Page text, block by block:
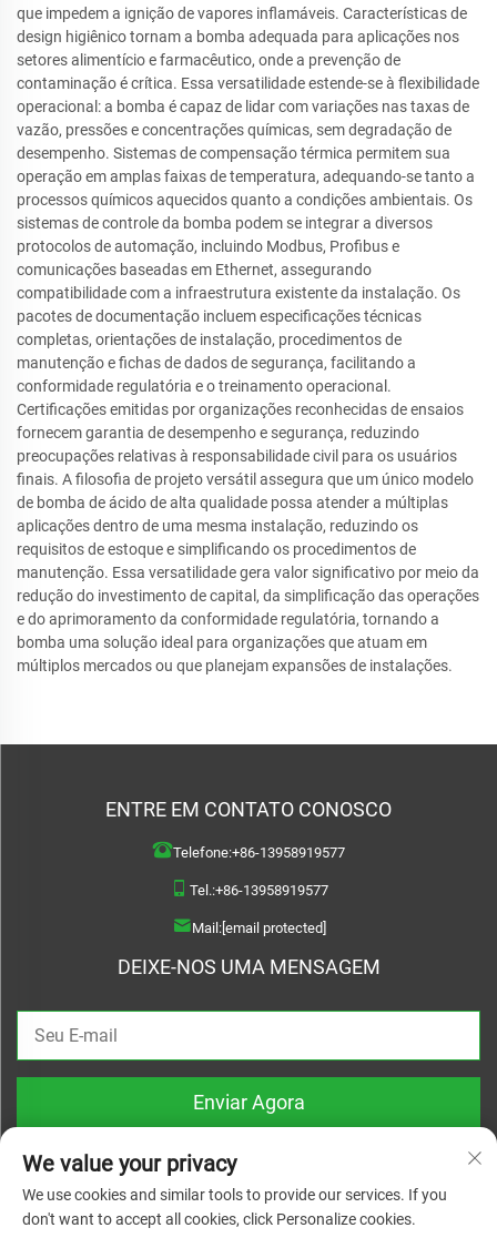
que impedem a ignição de vapores inflamáveis. Características de
design higiênico tornam a bomba adequada para aplicações nos
setores alimentício e farmacêutico, onde a prevenção de
contaminação é crítica. Essa versatilidade estende-se à flexibilidade
operacional: a bomba é capaz de lidar com variações nas taxas de
vazão, pressões e concentrações químicas, sem degradação de
desempenho. Sistemas de compensação térmica permitem sua
operação em amplas faixas de temperatura, adequando-se tanto a
processos químicos aquecidos quanto a condições ambientais. Os
sistemas de controle da bomba podem se integrar a diversos
protocolos de automação, incluindo Modbus, Profibus e
comunicações baseadas em Ethernet, assegurando
compatibilidade com a infraestrutura existente da instalação. Os
pacotes de documentação incluem especificações técnicas
completas, orientações de instalação, procedimentos de
manutenção e fichas de dados de segurança, facilitando a
conformidade regulatória e o treinamento operacional.
Certificações emitidas por organizações reconhecidas de ensaios
fornecem garantia de desempenho e segurança, reduzindo
preocupações relativas à responsabilidade civil para os usuários
finais. A filosofia de projeto versátil assegura que um único modelo
de bomba de ácido de alta qualidade possa atender a múltiplas
aplicações dentro de uma mesma instalação, reduzindo os
requisitos de estoque e simplificando os procedimentos de
manutenção. Essa versatilidade gera valor significativo por meio da
redução do investimento de capital, da simplificação das operações
e do aprimoramento da conformidade regulatória, tornando a
bomba uma solução ideal para organizações que atuam em
múltiplos mercados ou que planejam expansões de instalações.
ENTRE EM CONTATO CONOSCO
Telefone:+86-13958919577
Tel.:+86-13958919577
Mail:[email protected]
DEIXE-NOS UMA MENSAGEM
Enviar Agora
We value your privacy
We use cookies and similar tools to provide our services. If you
don't want to accept all cookies, click Personalize cookies.